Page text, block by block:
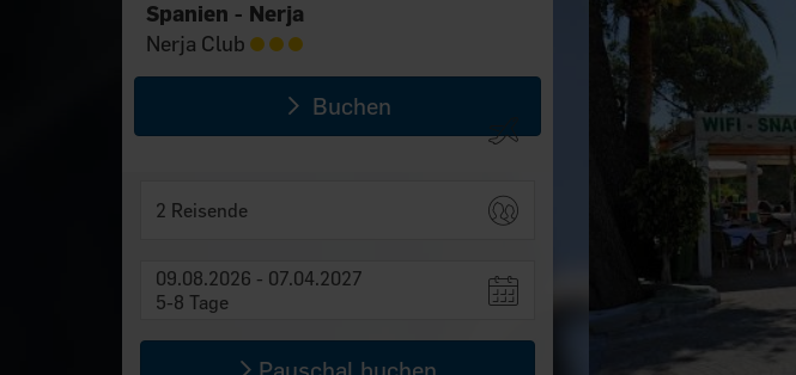
Spanien - Nerja
2 Reisende
09.08.2026 - 07.04.2027
5-8 Tage
Spanien - Nerja
Nerja Club
Buchen